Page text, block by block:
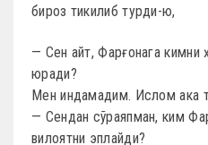
бироз тикилиб турди-ю,
— Сен айт, Фарғонага кимни
юради?
Мен индамадим. Ислом ака
— Сендан сўраяпман, ким
вилоятни эплайди?